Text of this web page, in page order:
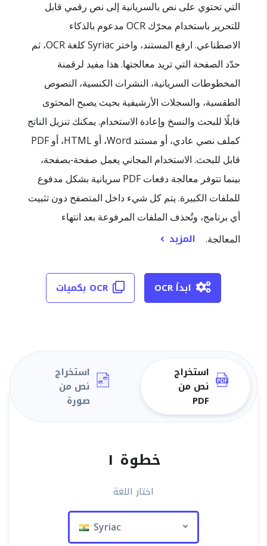
التي تحتوي على نص بالسريانية إلى نص رقمي قابل
للتحرير باستخدام محرّك OCR مدعوم بالذكاء
الاصطناعي. ارفع المستند، واختر Syriac كلغة OCR، ثم
حدّد الصفحة التي تريد معالجتها. هذا مفيد لرقمنة
المخطوطات السريانية، النشرات الكنسية، النصوص
الطقسية، والسجلات الأرشيفية بحيث يصبح المحتوى
قابلًا للبحث والنسخ وإعادة الاستخدام. يمكنك تنزيل الناتج
كملف نصي عادي، أو مستند Word، أو HTML، أو PDF
قابل للبحث. الاستخدام المجاني يعمل صفحة‑بصفحة،
بينما تتوفر معالجة دفعات PDF سريانية بشكل مدفوع
للملفات الكبيرة. يتم كل شيء داخل المتصفح دون تثبيت
أي برنامج، وتُحذف الملفات المرفوعة بعد انتهاء
المعالجة.
المزيد
OCR بكميات ابدأ OCR
استخراج
نص من
صورة
استخراج
نص من
PDF
خطوة ١
اختار اللغة
Syriac